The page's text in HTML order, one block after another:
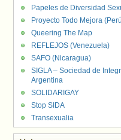
Papeles de Diversidad
Proyecto Todo Mejora
Queering The Map
REFLEJOS (Venezuela)
SAFO (Nicaragua)
SIGLA – Sociedad de
Argentina
SOLIDARIGAY
Stop SIDA
Transexualia